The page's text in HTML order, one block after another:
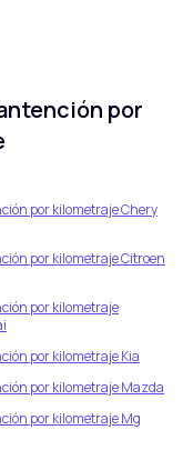
por
por kilometrajeChery
por kilometrajeCitroen
por kilometraje
por kilometrajeKia
por kilometrajeMazda
por kilometrajeMg